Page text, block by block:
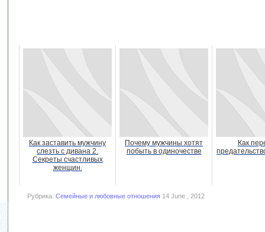
Как заставить мужчину
слезть с дивана 2.
Секреты счастливых
женщин.
Почему мужчины хотят
побыть в одиночестве
Как
Рубрика: Семейные и любовные отношения 14 June , 2012